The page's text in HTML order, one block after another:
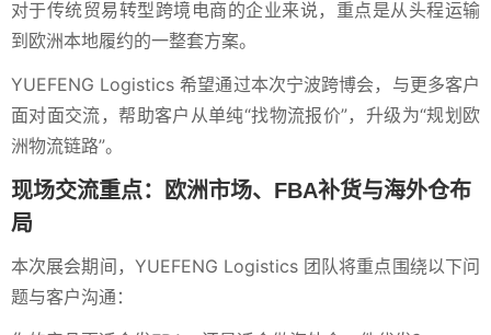
对于传统贸易转型跨境电商的企业来说，重点是从头程运输
到欧洲本地履约的一整套方案。
YUEFENG Logistics 希望通过本次宁波跨博会，与更多客户
面对面交流，帮助客户从单纯“找物流报价”，升级为“规划欧
洲物流链路”。
现场交流重点：欧洲市场、FBA补货与海外仓布
局
本次展会期间，YUEFENG Logistics 团队将重点围绕以下问
题与客户沟通：